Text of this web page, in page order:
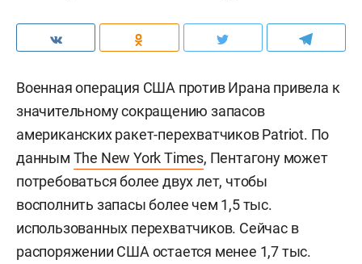
Военная операция США против Ирана привела к
значительному сокращению запасов
американских ракет-перехватчиков Patriot. По
данным The New York Times, Пентагону может
потребоваться более двух лет, чтобы
восполнить запасы более чем 1,5 тыс.
использованных перехватчиков. Сейчас в
распоряжении США остается менее 1,7 тыс.